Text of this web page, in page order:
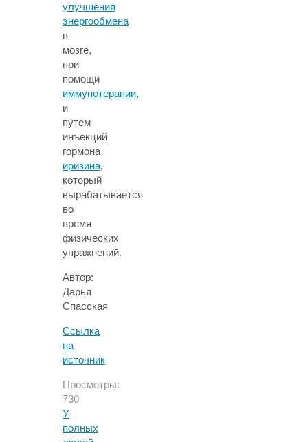
улучшения
энергообмена
в
мозге,
при
помощи
иммунотерапии,
и
путем
инъекций
гормона
иризина,
который
вырабатывается
во
время
физических
упражнений.
Автор:
Дарья
Спасская
Ссылка
на
источник
Просмотры:
730
У
полных